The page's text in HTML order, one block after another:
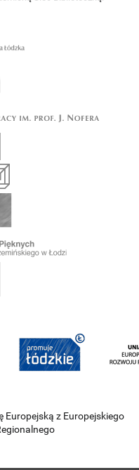
Europejską z Europejskiego